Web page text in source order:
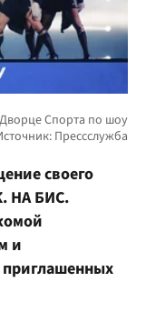
своего
НА БИС.
и